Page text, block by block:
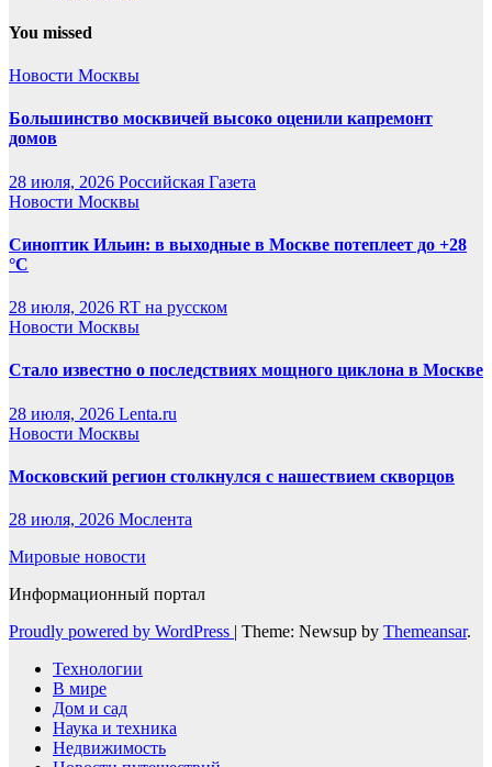
You missed
Новости Москвы
Большинство москвичей высоко оценили капремонт
домов
28 июля, 2026 Российская Газета
Новости Москвы
Синоптик Ильин: в выходные в Москве потеплеет до +28
°C
28 июля, 2026 RT на русском
Новости Москвы
Стало известно о последствиях мощного циклона в Москве
28 июля, 2026 Lenta.ru
Новости Москвы
Московский регион столкнулся с нашествием скворцов
28 июля, 2026 Мослента
Мировые новости
Информационный портал
Proudly powered by WordPress | Theme: Newsup by Themeansar.
Технологии
В мире
Дом и сад
Наука и техника
Недвижимость